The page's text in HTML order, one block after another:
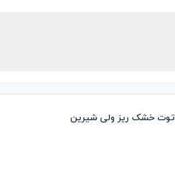
توت خشک ریز ولی شیرین